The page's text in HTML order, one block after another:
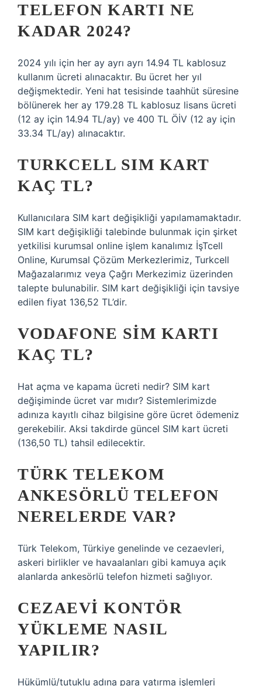
TELEFON KARTI NE
KADAR 2024?
2024 yılı için her ay ayrı ayrı 14.94 TL kablosuz
kullanım ücreti alınacaktır. Bu ücret her yıl
değişmektedir. Yeni hat tesisinde taahhüt süresine
bölünerek her ay 179.28 TL kablosuz lisans ücreti
(12 ay için 14.94 TL/ay) ve 400 TL ÖİV (12 ay için
33.34 TL/ay) alınacaktır.
TURKCELL SIM KART
KAÇ TL?
Kullanıcılara SIM kart değişikliği yapılamamaktadır.
SIM kart değişikliği talebinde bulunmak için şirket
yetkilisi kurumsal online işlem kanalımız İşTcell
Online, Kurumsal Çözüm Merkezlerimiz, Turkcell
Mağazalarımız veya Çağrı Merkezimiz üzerinden
talepte bulunabilir. SIM kart değişikliği için tavsiye
edilen fiyat 136,52 TL’dir.
VODAFONE SIM KARTI
KAÇ TL?
Hat açma ve kapama ücreti nedir? SIM kart
değişiminde ücret var mıdır? Sistemlerimizde
adınıza kayıtlı cihaz bilgisine göre ücret ödemeniz
gerekebilir. Aksi takdirde güncel SIM kart ücreti
(136,50 TL) tahsil edilecektir.
TÜRK TELEKOM
ANKESÖRLÜ TELEFON
NERELERDE VAR?
Türk Telekom, Türkiye genelinde ve cezaevleri,
askeri birlikler ve havaalanları gibi kamuya açık
alanlarda ankesörlü telefon hizmeti sağlıyor.
CEZAEVI KONTÖR
YÜKLEME NASIL
YAPILIR?
Hükümlü/tutuklu adına para yatırma işlemleri